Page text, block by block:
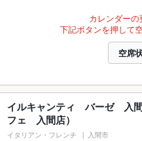
カレンダーの
下記ボタンを押して
空席
イルキャンティ バーゼ 入
フェ 入間店）
イタリアン・フレンチ 入間市